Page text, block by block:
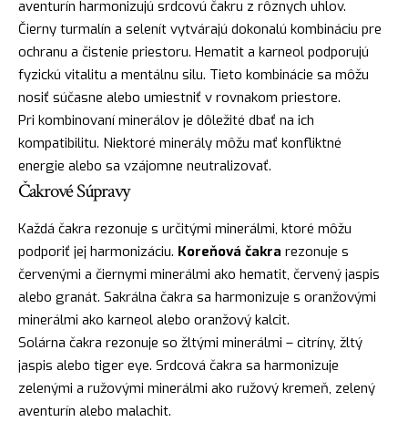
aventurín harmonizujú srdcovú čakru z rôznych uhlov.
Čierny turmalín a selenít vytvárajú dokonalú kombináciu pre
ochranu a čistenie priestoru. Hematit a karneol podporujú
fyzickú vitalitu a mentálnu silu. Tieto kombinácie sa môžu
nosiť súčasne alebo umiestniť v rovnakom priestore.
Pri kombinovaní minerálov je dôležité dbať na ich
kompatibilitu. Niektoré minerály môžu mať konfliktné
energie alebo sa vzájomne neutralizovať.
Čakrové Súpravy
Každá čakra rezonuje s určitými minerálmi, ktoré môžu
podporiť jej harmonizáciu. Koreňová čakra rezonuje s
červenými a čiernymi minerálmi ako hematit, červený jaspis
alebo granát. Sakrálna čakra sa harmonizuje s oranžovými
minerálmi ako karneol alebo oranžový kalcit.
Solárna čakra rezonuje so žltými minerálmi – citríny, žltý
jaspis alebo tiger eye. Srdcová čakra sa harmonizuje
zelenými a ružovými minerálmi ako ružový kremeň, zelený
aventurín alebo malachit.